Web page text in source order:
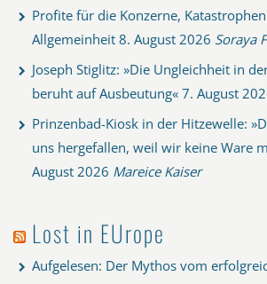
Profite für die Konzerne,
Allgemeinheit 8. August 2026 Soraya
Joseph Stiglitz: »Die Ungleichheit in
beruht auf Ausbeutung« 7. August
Prinzenbad-Kiosk in der Hitzewelle:
uns hergefallen, weil wir keine Ware
August 2026 Mareice Kaiser
Lost in EUrope
Aufgelesen: Der Mythos vom